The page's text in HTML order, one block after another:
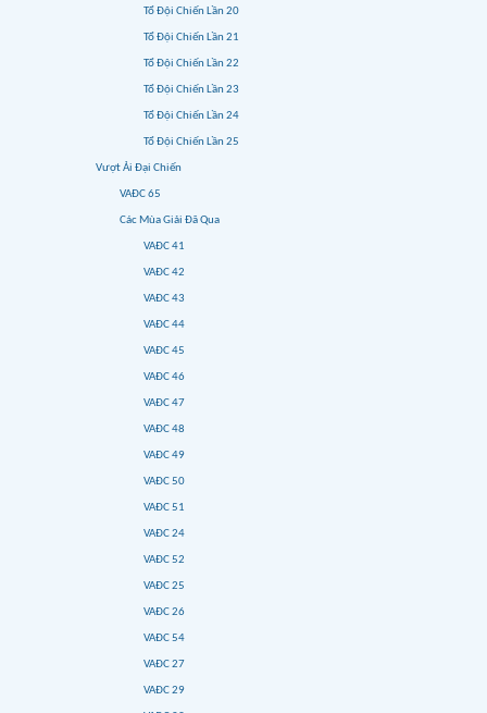
Tổ Đội Chiến Lần 20
Tổ Đội Chiến Lần 21
Tổ Đội Chiến Lần 22
Tổ Đội Chiến Lần 23
Tổ Đội Chiến Lần 24
Tổ Đội Chiến Lần 25
Vượt Ải Đại Chiến
VAĐC 65
Các Mùa Giải Đã Qua
VAĐC 41
VAĐC 42
VAĐC 43
VAĐC 44
VAĐC 45
VAĐC 46
VAĐC 47
VAĐC 48
VAĐC 49
VAĐC 50
VAĐC 51
VAĐC 24
VAĐC 52
VAĐC 25
VAĐC 26
VAĐC 54
VAĐC 27
VAĐC 29